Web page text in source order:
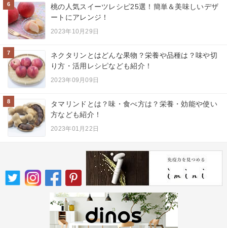
6
桃の人気スイーツレシピ25選！簡単＆美味しいデザ
ートにアレンジ！
2023年10月29日
7
ネクタリンとはどんな果物？栄養や品種は？味や切
り方・活用レシピなども紹介！
2023年09月09日
8
タマリンドとは？味・食べ方は？栄養・効能や使い
方なども紹介！
2023年01月22日